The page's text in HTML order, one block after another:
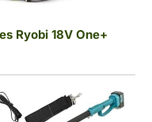
Ryobi 18V One+